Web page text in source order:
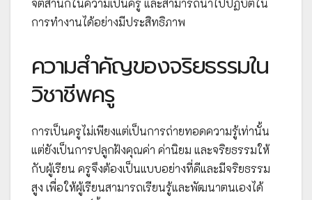
จิตสำนึกในความเป็นครู และสามารถนำไปปฏิบัติใน
การทำงานได้อย่างมีประสิทธิภาพ
ความสำคัญของจริยธรรมใน
วิชาชีพครู
การเป็นครูไม่เพียงแต่เป็นการถ่ายทอดความรู้เท่านั้น
แต่ยังเป็นการปลูกฝังคุณค่า ค่านิยม และจริยธรรมให้
กับผู้เรียน ครูจึงต้องเป็นแบบอย่างที่ดีและมีจริยธรรม
สูง เพื่อให้ผู้เรียนสามารถเรียนรู้และพัฒนาตนเองได้